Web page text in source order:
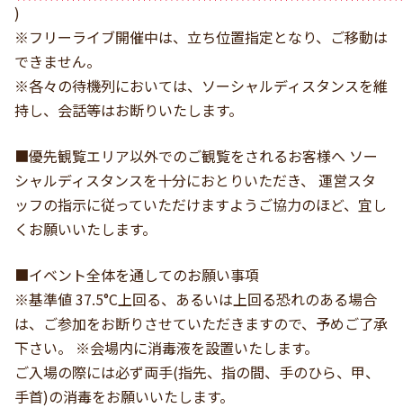
)
※フリーライブ開催中は、立ち位置指定となり、ご移動は
できません。
※各々の待機列においては、ソーシャルディスタンスを維
持し、会話等はお断りいたします。
■優先観覧エリア以外でのご観覧をされるお客様へ ソー
シャルディスタンスを十分におとりいただき、 運営スタ
ッフの指示に従っていただけますようご協力のほど、宜し
くお願いいたします。
■イベント全体を通してのお願い事項
※基準値 37.5°C上回る、あるいは上回る恐れのある場合
は、ご参加をお断りさせていただきますので、予めご了承
下さい。 ※会場内に消毒液を設置いたします。
ご入場の際には必ず両手(指先、指の間、手のひら、甲、
手首)の消毒をお願いいたします。